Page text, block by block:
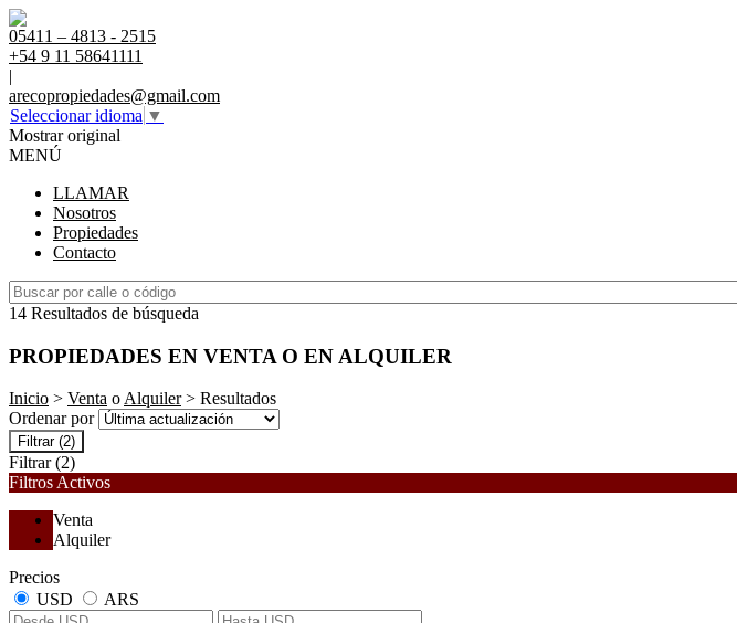
05411 – 4813 - 2515
+54 9 11 58641111
|
arecopropiedades@gmail.com
Seleccionar idioma ▼
Mostrar original
MENÚ
LLAMAR
Nosotros
Propiedades
Contacto
14 Resultados de búsqueda
PROPIEDADES EN VENTA O EN ALQUILER
Inicio > Venta oAlquiler> Resultados
Ordenar por
Filtrar (2)
Filtrar (2)
Filtros Activos
Venta
Alquiler
Precios
USD
ARS